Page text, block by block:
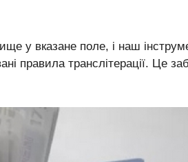
у вказане поле, і наш
правила транслітерації. Це